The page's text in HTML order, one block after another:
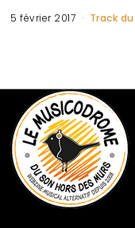
5 février 2017 Track